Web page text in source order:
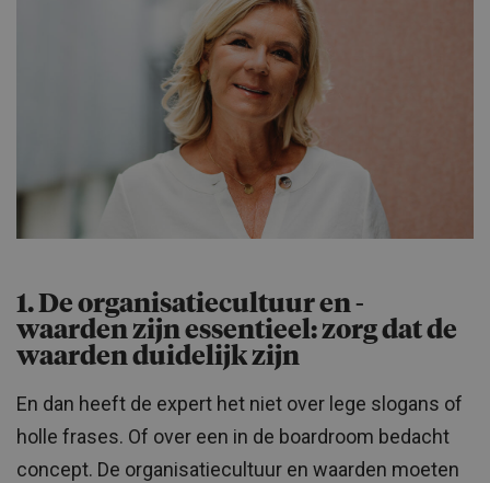
1. De organisatiecultuur en -
waarden zijn essentieel: zorg dat de
waarden duidelijk zijn
En dan heeft de expert het niet over lege slogans of
holle frases. Of over een in de boardroom bedacht
concept. De organisatiecultuur en waarden moeten